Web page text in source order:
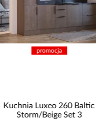
promocja
Kuchnia Aria TA/AR 255 cm
bez blatu